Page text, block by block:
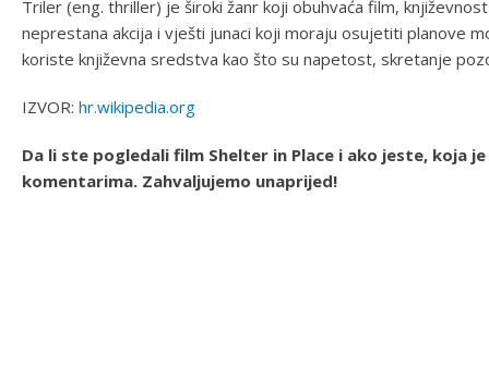
Triler (eng. thriller) je široki žanr koji obuhvaća film,
neprestana akcija i vješti junaci koji moraju osujetiti planove
koriste književna sredstva kao što su napetost, skretanje
IZVOR: hr.wikipedia.org
Da li ste pogledali film Shelter in Place i ako jeste, koja
komentarima. Zahvaljujemo unaprijed!